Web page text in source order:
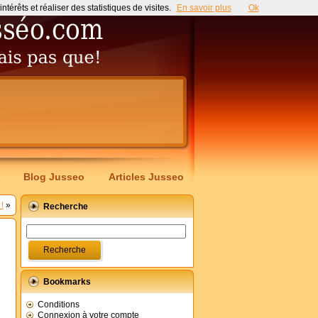
Blog Jusseo Articles Jusseo
» Recherche
Bookmarks
Conditions
Connexion à votre compte
et réaliser des statistiques de visites. En savoir plus Ok